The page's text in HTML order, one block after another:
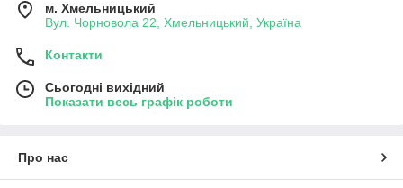
м. Хмельницький
Вул. Чорновола 22, Хмельницький, Україна
Контакти
Сьогодні вихідний
Показати весь графік роботи
Про нас